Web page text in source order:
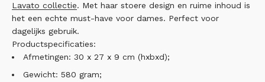
Lavato collectie. Met haar stoere design en ruime inhoud is
het een echte must-have voor dames. Perfect voor
dagelijks gebruik.
Productspecificaties:
Afmetingen: 30 x 27 x 9 cm (hxbxd);
Gewicht: 580 gram;